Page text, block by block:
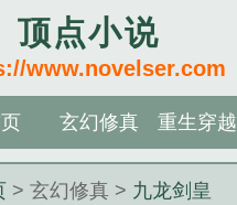
顶点小说
www.novelser.com
玄幻修真 重生穿越
> 玄幻修真 > 九龙剑皇